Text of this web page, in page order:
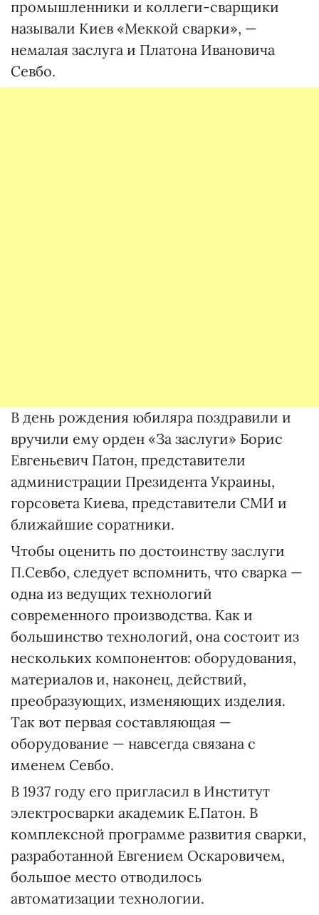
промышленники и коллеги-сварщики
называли Киев «Меккой сварки», —
немалая заслуга и Платона Ивановича
Севбо.
В день рождения юбиляра поздравили и
вручили ему орден «За заслуги» Борис
Евгеньевич Патон, представители
администрации Президента Украины,
горсовета Киева, представители СМИ и
ближайшие соратники.
Чтобы оценить по достоинству заслуги
П.Севбо, следует вспомнить, что сварка —
одна из ведущих технологий
современного производства. Как и
большинство технологий, она состоит из
нескольких компонентов: оборудования,
материалов и, наконец, действий,
преобразующих, изменяющих изделия.
Так вот первая составляющая —
оборудование — навсегда связана с
именем Севбо.
В 1937 году его пригласил в Институт
электросварки академик Е.Патон. В
комплексной программе развития сварки,
разработанной Евгением Оскаровичем,
большое место отводилось
автоматизации технологии.